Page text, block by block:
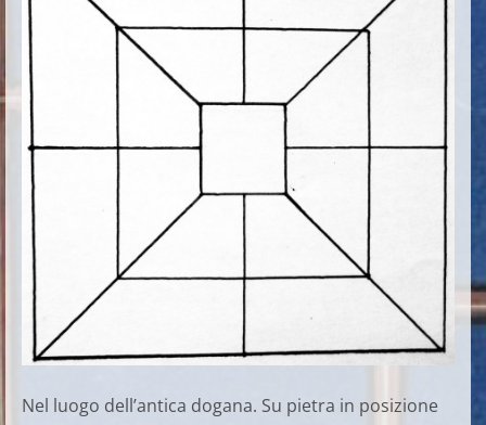
Nel luogo dell’antica dogana. Su pietra in posizione